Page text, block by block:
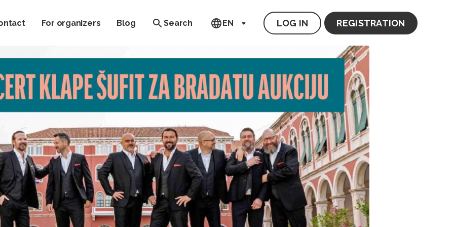
For organizers Blog Search EN LOG IN REGISTRATION